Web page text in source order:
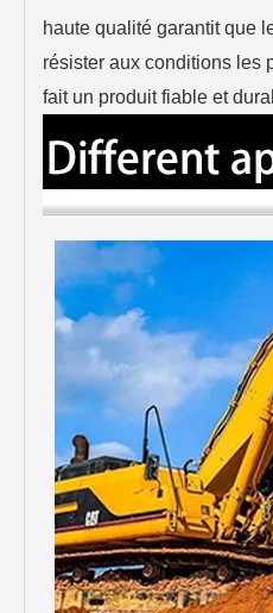
haute qualité garantit que
résister aux conditions les
fait un produit fiable et